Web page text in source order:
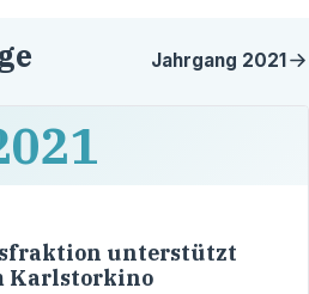
Jahrgang 2021
unterstützt
Karlstorkino